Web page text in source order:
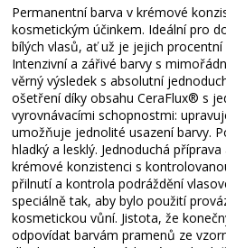
Permanentní barva v krémové
kosmetickým účinkem. Ideální pro
bílých vlasů, ať už je jejich
Intenzivní a zářivé barvy s
věrný výsledek s absolutní
ošetření díky obsahu CeraFlux® s
vyrovnávacími schopnostmi:
umožňuje jednolité usazení barvy.
hladký a lesklý. Jednoduchá
krémové konzistenci s
přilnutí a kontrola podráždění
speciálně tak, aby bylo použití
kosmetickou vůní. Jistota, že
odpovídat barvám pramenů ze